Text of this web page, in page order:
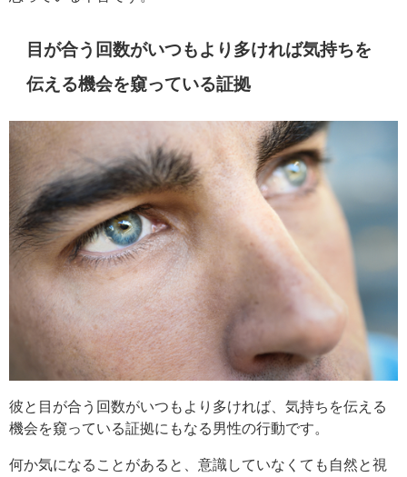
目が合う回数がいつもより多ければ気持ちを
伝える機会を窺っている証拠
彼と目が合う回数がいつもより多ければ、気持ちを伝える
機会を窺っている証拠にもなる男性の行動です。
何か気になることがあると、意識していなくても自然と視